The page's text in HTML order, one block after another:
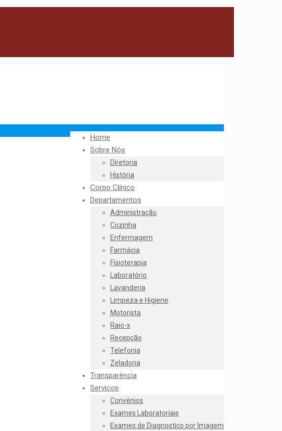
Home
Sobre Nós
Diretoria
História
Corpo Clínico
Departamentos
Administração
Cozinha
Enfermagem
Farmácia
Fisioterapia
Laboratório
Lavanderia
Limpeza e Higiene
Motorista
Raio-x
Recepção
Telefonia
Zeladoria
Transparência
Serviços
Convênios
Exames Laboratoriais
Exames de Diagnostico por Imagem